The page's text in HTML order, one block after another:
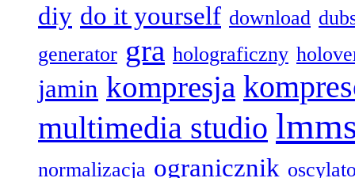
diy do it yourself download
generator gra holograficzny
jamin kompresja
multimedia studio
normalizacja ogranicznik